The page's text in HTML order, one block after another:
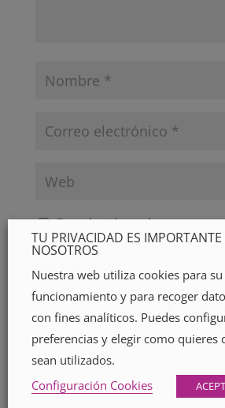
Guarda mi nombre, correo
web en este navegador para la
que comente.
TU PRIVACIDAD ES IMPORTANTE
NOSOTROS
Nuestra web utiliza cookies para
funcionamiento y para recoger
con fines analíticos. Puedes
preferencias y elegir como quieres
sean utilizados.
Configuración Cookies